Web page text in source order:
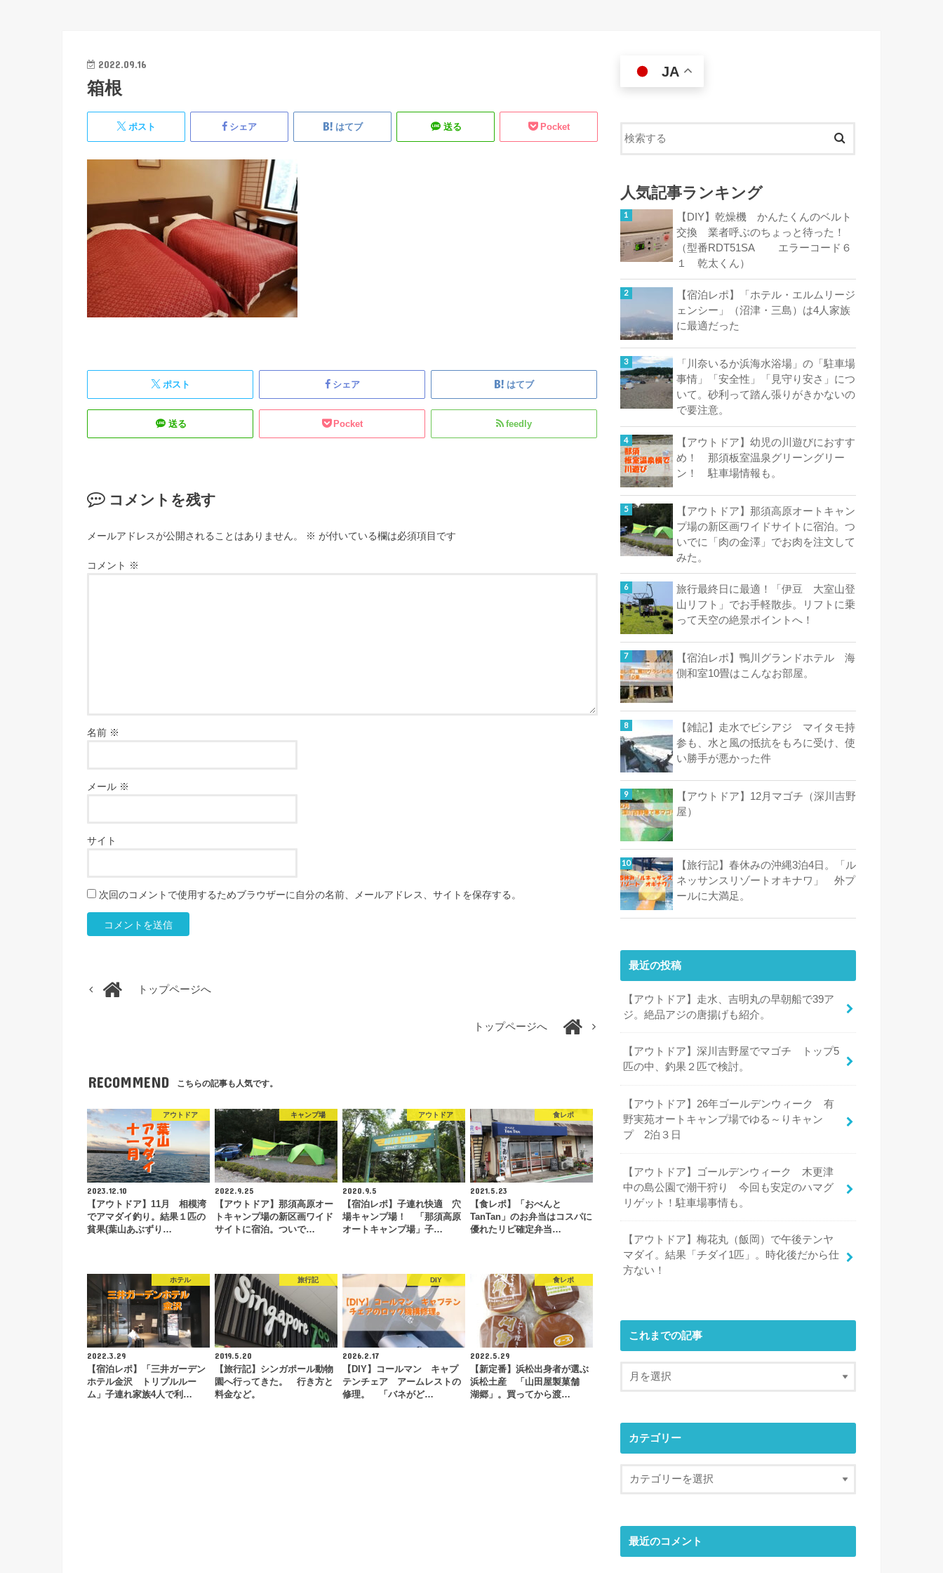
2022.09.16
箱根
ポスト シェア はてブ 送る Pocket
ポスト シェア はてブ
送る Pocket feedly
コメントを残す
メールアドレスが公開されることはありません。 ※ が付いている欄は必須項目です
コメント ※
名前 ※
メール ※
サイト
次回のコメントで使用するためブラウザーに自分の名前、メールアドレス、サイトを保存する。
トップページへ
トップページへ
RECOMMEND こちらの記事も人気です。
アウトドア
2023.12.10
【アウトドア】11月 相模湾
でアマダイ釣り。結果１匹の
貧果(葉山あぶずり…
キャンプ場
2022.9.25
【アウトドア】那須高原オー
トキャンプ場の新区画ワイド
サイトに宿泊。ついで…
アウトドア
2020.9.5
【宿泊レポ】子連れ快適 穴
場キャンプ場！ 「那須高原
オートキャンプ場」子…
食レポ
2021.5.23
【食レポ】「おべんと
TanTan」のお弁当はコスパに
優れたリピ確定弁当…
ホテル
2022.3.29
【宿泊レポ】「三井ガーデン
ホテル金沢 トリプルルー
ム」子連れ家族4人で利…
旅行記
2019.5.20
【旅行記】シンガポール動物
園へ行ってきた。 行き方と
料金など。
DIY
2026.2.17
【DIY】コールマン キャプ
テンチェア アームレストの
修理。 「バネがど…
食レポ
2022.5.29
【新定番】浜松出身者が選ぶ
浜松土産 「山田屋製菓舗
湖郷」。買ってから渡…
JA
人気記事ランキング
【DIY】乾燥機 かんたくんのベルト
交換 業者呼ぶのちょっと待った！
（型番RDT51SA エラーコード６
１ 乾太くん）
【宿泊レポ】「ホテル・エルムリージ
ェンシー」（沼津・三島）は4人家族
に最適だった
「川奈いるか浜海水浴場」の「駐車場
事情」「安全性」「見守り安さ」につ
いて。砂利って踏ん張りがきかないの
で要注意。
【アウトドア】幼児の川遊びにおすす
め！ 那須板室温泉グリーングリー
ン！ 駐車場情報も。
【アウトドア】那須高原オートキャン
プ場の新区画ワイドサイトに宿泊。つ
いでに「肉の金澤」でお肉を注文して
みた。
旅行最終日に最適！「伊豆 大室山登
山リフト」でお手軽散歩。リフトに乗
って天空の絶景ポイントへ！
【宿泊レポ】鴨川グランドホテル 海
側和室10畳はこんなお部屋。
【雑記】走水でビシアジ マイタモ持
参も、水と風の抵抗をもろに受け、使
い勝手が悪かった件
【アウトドア】12月マゴチ（深川吉野
屋）
【旅行記】春休みの沖縄3泊4日。「ル
ネッサンスリゾートオキナワ」 外プ
ールに大満足。
最近の投稿
【アウトドア】走水、吉明丸の早朝船で39ア
ジ。絶品アジの唐揚げも紹介。
【アウトドア】深川吉野屋でマゴチ トップ5
匹の中、釣果２匹で検討。
【アウトドア】26年ゴールデンウィーク 有
野実苑オートキャンプ場でゆる～りキャン
プ 2泊３日
【アウトドア】ゴールデンウィーク 木更津
中の島公園で潮干狩り 今回も安定のハマグ
リゲット！駐車場事情も。
【アウトドア】梅花丸（飯岡）で午後テンヤ
マダイ。結果「チダイ1匹」。時化後だから仕
方ない！
これまでの記事
カテゴリー
最近のコメント